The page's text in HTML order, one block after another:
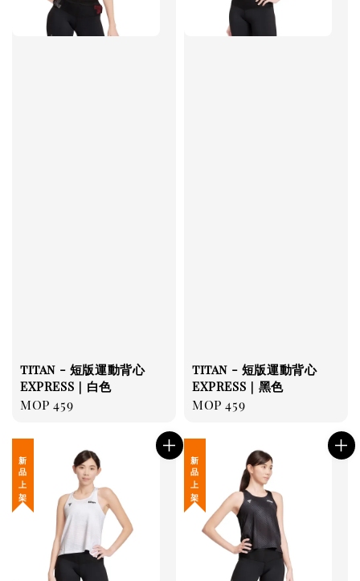
titan - 短版運動背心
EXPRESS｜白色
Regular
MOP 459
titan - 短版運動背心
EXPRESS｜黑色
Regular
MOP 459
新 品 上 架 新 品 上 架